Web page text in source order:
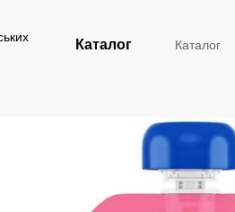
Каталог Каталог